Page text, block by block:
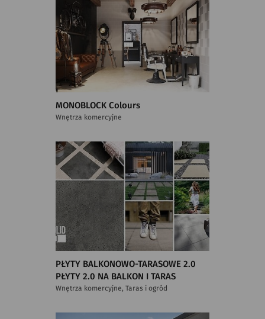
MONOBLOCK Colours
Wnętrza komercyjne
PŁYTY BALKONOWO-TARASOWE 2.0
PŁYTY 2.0 NA BALKON I TARAS
Wnętrza komercyjne, Taras i ogród